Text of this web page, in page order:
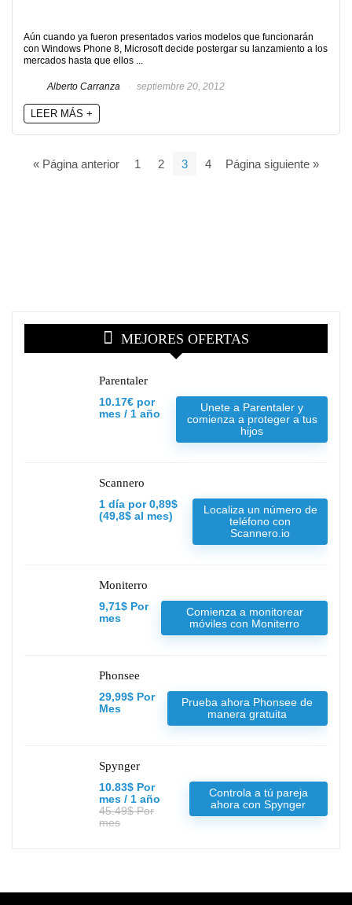
Aún cuando ya fueron presentados varios modelos que funcionarán
con Windows Phone 8, Microsoft decide postergar su lanzamiento a los
mercados hasta que ellos ...
Alberto Carranza septiembre 20, 2012
LEER MÁS +
« Página anterior 1 2 3 4 Página siguiente »
MEJORES OFERTAS
Parentaler
10.17€ por
mes / 1 año
Unete a Parentaler y
comienza a proteger a tus
hijos
Scannero
1 día por 0,89$
(49,8$ al mes)
Localiza un número de
teléfono con
Scannero.io
Moniterro
9,71$ Por
mes
Comienza a monitorear
móviles con Moniterro
Phonsee
29,99$ Por
Mes
Prueba ahora Phonsee de
manera gratuita
Spynger
10.83$ Por
mes / 1 año
45.49$ Por
mes
Controla a tú pareja
ahora con Spynger